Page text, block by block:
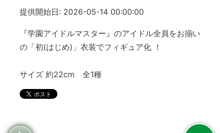
提供開始日: 2026-05-14 00:00:00
『学園アイドルマスター』のアイドル全員をお揃い
の「初(はじめ)」衣装でフィギュア化 ！
サイズ 約22cm 全1種